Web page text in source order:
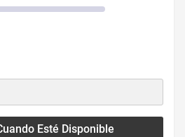
Esté Disponible